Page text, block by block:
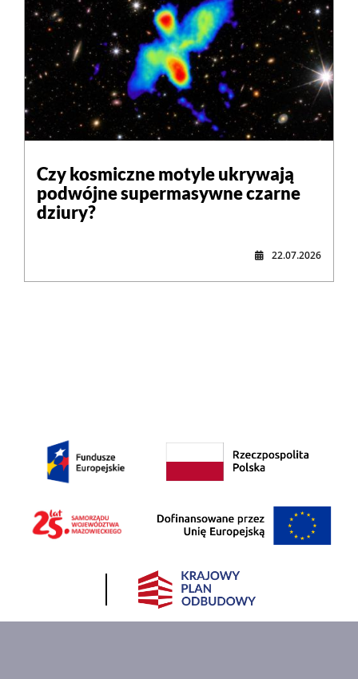
Czy kosmiczne motyle ukrywają
podwójne supermasywne czarne
dziury?
22.07.2026